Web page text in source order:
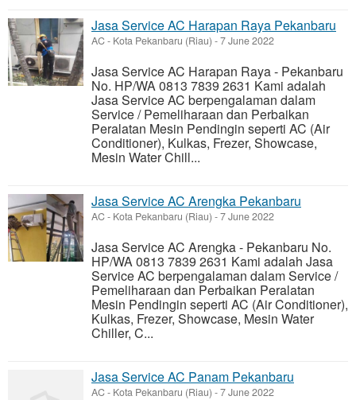
Jasa Service AC Harapan Raya Pekanbaru
AC- Kota Pekanbaru (Riau) -7 June 2022
Jasa Service AC Harapan Raya - Pekanbaru
No. HP/WA 0813 7839 2631 Kami adalah
Jasa Service AC berpengalaman dalam
Service / Pemeliharaan dan Perbaikan
Peralatan Mesin Pendingin seperti AC (Air
Conditioner), Kulkas, Frezer, Showcase,
Mesin Water Chill...
Jasa Service AC Arengka Pekanbaru
AC- Kota Pekanbaru (Riau) -7 June 2022
Jasa Service AC Arengka - Pekanbaru No.
HP/WA 0813 7839 2631 Kami adalah Jasa
Service AC berpengalaman dalam Service /
Pemeliharaan dan Perbaikan Peralatan
Mesin Pendingin seperti AC (Air Conditioner),
Kulkas, Frezer, Showcase, Mesin Water
Chiller, C...
Jasa Service AC Panam Pekanbaru
AC- Kota Pekanbaru (Riau) -7 June 2022